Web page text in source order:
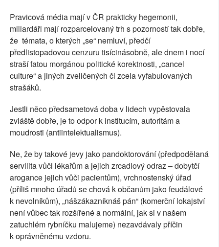
Pravicová média mají v ČR prakticky hegemonii,
miliardáři mají rozparcelovaný trh s pozorností tak dobře,
že témata, o kterých „se“ nemluví, předčí
předlistopadovou cenzuru tisícinásobně, ale dnem i nocí
straší fatou morgánou politické korektnosti, „cancel
culture“ a jiných zveličených či zcela vyfabulovaných
strašáků.
Jestli něco předsametová doba v lidech vypěstovala
zvláště dobře, je to odpor k institucím, autoritám a
moudrosti (antiintelektualismus).
Ne, že by takové jevy jako pandoktorování (předpodělaná
servilita vůči lékařům a jejich zrcadlový odraz – dobytčí
arogance jejich vůči pacientům), vrchnostenský úřad
(příliš mnoho úřadů se chová k občanům jako feudálové
k nevolníkům), „nášzákazníknáš pán“ (komerční lokajství
není vůbec tak rozšířené a normální, jak si v našem
zatuchlém rybníčku malujeme) nezavdávaly příčin
k oprávněnému vzdoru.